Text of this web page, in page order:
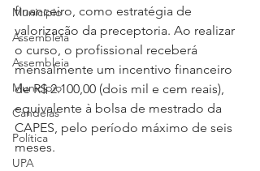
Município
Assembleia
Assembleia
Município
Candeias
Política
UPA
financeiro, como estratégia de
valorização da preceptoria. Ao realizar
o curso, o profissional receberá
mensalmente um incentivo financeiro
de R$ 2.100,00 (dois mil e cem reais),
equivalente à bolsa de mestrado da
CAPES, pelo período máximo de seis
meses.